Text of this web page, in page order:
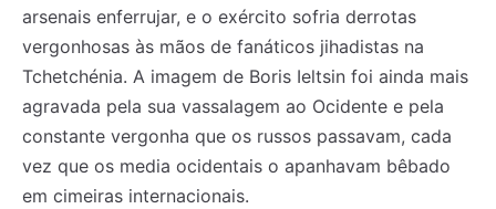
arsenais enferrujar, e o exército sofria derrotas
vergonhosas às mãos de fanáticos jihadistas na
Tchetchénia. A imagem de Boris Ieltsin foi ainda mais
agravada pela sua vassalagem ao Ocidente e pela
constante vergonha que os russos passavam, cada
vez que os media ocidentais o apanhavam bêbado
em cimeiras internacionais.